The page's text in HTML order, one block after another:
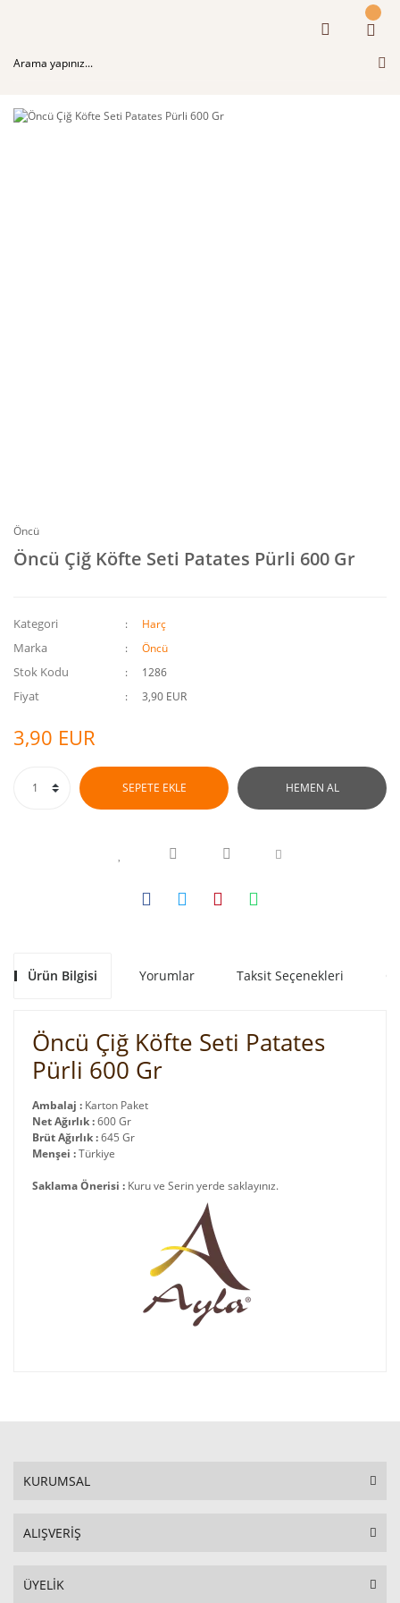
Öncü
Öncü Çiğ Köfte Seti Patates Pürli 600 Gr
Kategori Harç
Marka Öncü
Stok Kodu 1286
Fiyat 3,90 EUR
3,90 EUR
SEPETE EKLE HEMEN AL
Ürün Bilgisi Yorumlar Taksit Seçenekleri
Öncü Çiğ Köfte Seti Patates
Pürli 600 Gr
Ambalaj : Karton Paket
Net Ağırlık :600 Gr
Brüt Ağırlık :645 Gr
Menşei :Türkiye
Saklama Önerisi : Kuru ve Serin yerde saklayınız.
KURUMSAL
ALIŞVERİŞ
ÜYELİK